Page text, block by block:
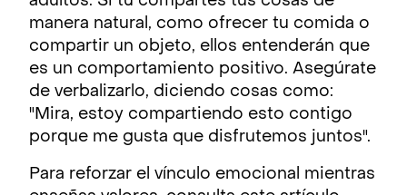
manera natural, como ofrecer tu comida o
compartir un objeto, ellos entenderán que
es un comportamiento positivo. Asegúrate
de verbalizarlo, diciendo cosas como:
"Mira, estoy compartiendo esto contigo
porque me gusta que disfrutemos juntos".
Para reforzar el vínculo emocional mientras